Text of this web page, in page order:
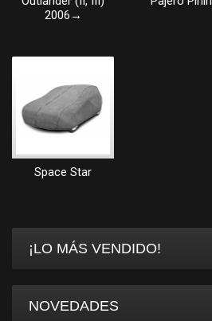
2006→
Space Star
¡LO MÁS VENDIDO!
NOVEDADES